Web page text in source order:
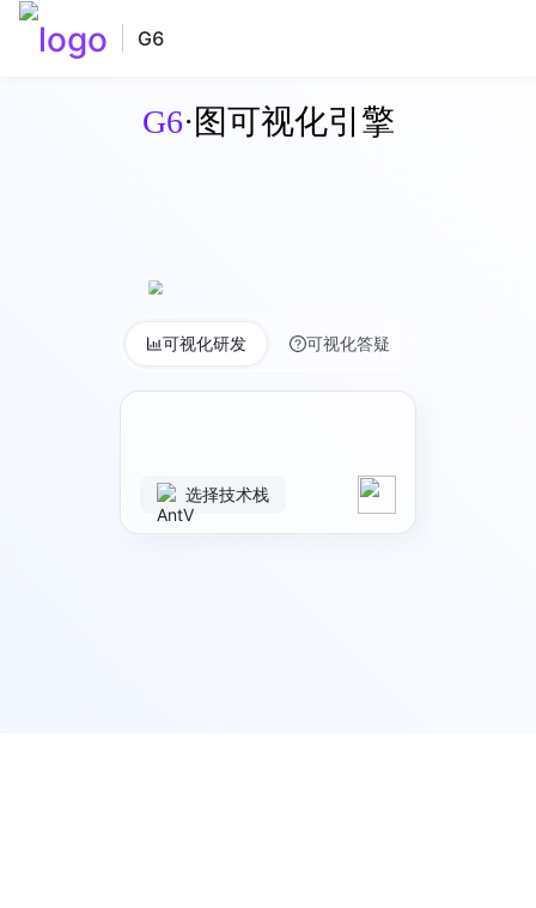
G6
G6·图可视化引擎
可视化研发 可视化答疑
选择技术栈